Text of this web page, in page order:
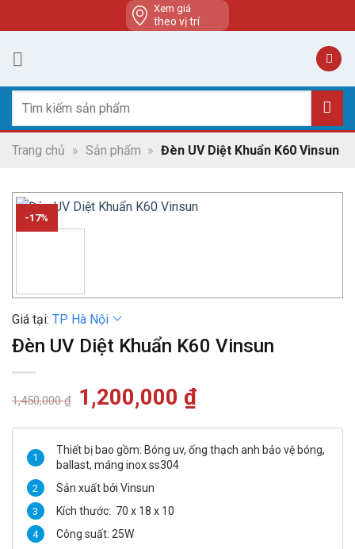
to
content
Xem giá
theo vị trí
kiếm:
Trang chủ » Sản phẩm » Đèn UV Diệt Khuẩn K60 Vinsun
-17%
Giá tại: TP Hà Nội
Đèn UV Diệt Khuẩn K60 Vinsun
1,450,000₫
Giá
gốc
1,200,000 ₫Giá
1,200,000 ₫.
Thiết bị bao gồm: Bóng uv, ống thạch anh bảo vệ bóng,
ballast, máng inox ss304
Sản xuất bởi Vinsun
Kích thước: 70 x 18 x 10
Công suất: 25W